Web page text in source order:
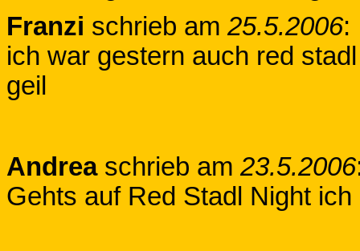
Franzi schrieb am 25.5.2006:
ich war gestern auch red
geil
Andreaschrieb am 23.5.2006
Gehts auf Red Stadl Night